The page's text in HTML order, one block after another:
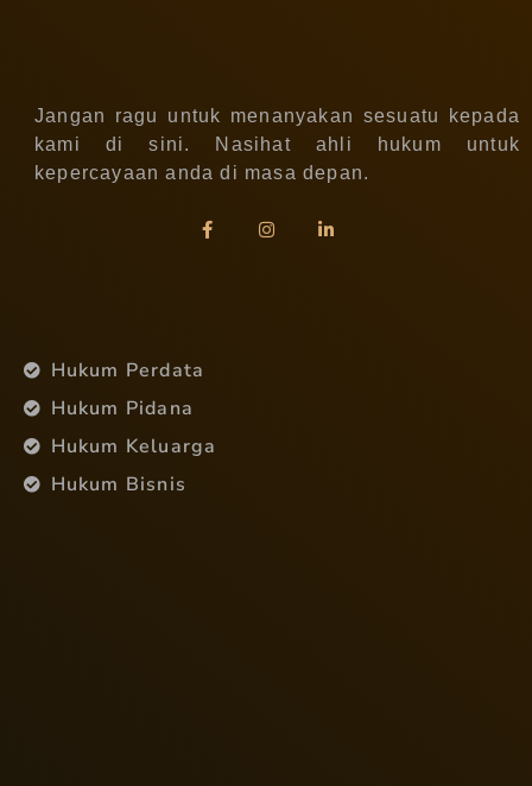
Jangan ragu untuk menanyakan sesuatu kepada
kami di sini. Nasihat ahli hukum untuk
kepercayaan anda di masa depan.
Hukum Perdata
Hukum Pidana
Hukum Keluarga
Hukum Bisnis